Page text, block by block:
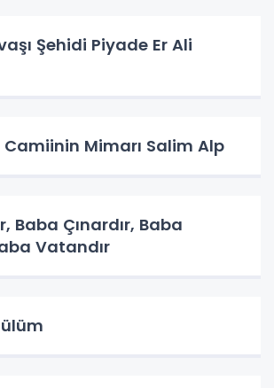
Şehidi Piyade Er Ali
Camiinin Mimarı Salim Alp
Baba Çınardır, Baba
Vatandır